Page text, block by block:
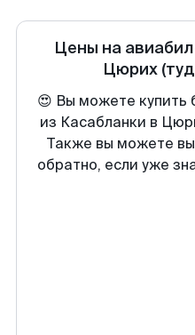
Цены на
Цюрих
😍 Вы можете купить
из Касабланки в
Также вы можете
обратно, если уже